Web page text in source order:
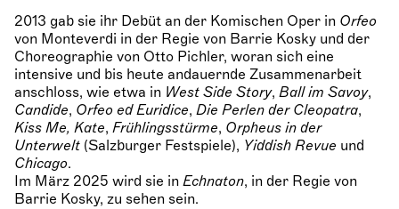
2013 gab sie ihr Debüt an der Komischen Oper in Orfeo
von Monteverdi in der Regie von Barrie Kosky und der
Choreographie von Otto Pichler, woran sich eine
intensive und bis heute andauernde Zusammenarbeit
anschloss, wie etwa in West Side Story, Ball im Savoy,
Candide, Orfeo ed Euridice, Die Perlen der Cleopatra,
Kiss Me, Kate, Frühlingsstürme, Orpheus in der
Unterwelt (Salzburger Festspiele), Yiddish Revue und
Chicago.
Im März 2025 wird sie in Echnaton, in der Regie von
Barrie Kosky, zu sehen sein.